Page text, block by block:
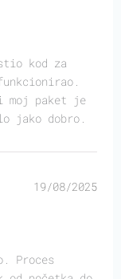
kod za
paket je
jako dobro.
19/08/2025
Proces